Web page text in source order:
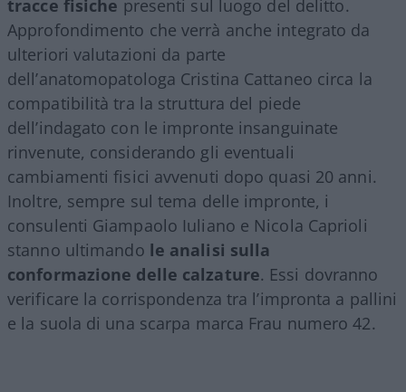
tracce fisiche presenti sul luogo del delitto.
Approfondimento che verrà anche integrato da
ulteriori valutazioni da parte
dell’anatomopatologa Cristina Cattaneo circa la
compatibilità tra la struttura del piede
dell’indagato con le impronte insanguinate
rinvenute, considerando gli eventuali
cambiamenti fisici avvenuti dopo quasi 20 anni.
Inoltre, sempre sul tema delle impronte, i
consulenti Giampaolo Iuliano e Nicola Caprioli
stanno ultimando le analisi sulla
conformazione delle calzature. Essi dovranno
verificare la corrispondenza tra l’impronta a pallini
e la suola di una scarpa marca Frau numero 42.